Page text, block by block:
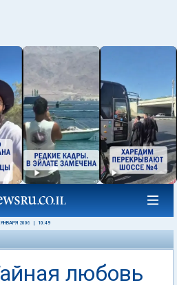
ЯНВАРЯ 2006 10:49
любовь